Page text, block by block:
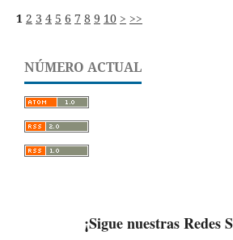
1 2 3 4 5 6 7 8 9 10 > >>
NÚMERO ACTUAL
¡Sigue nuestras Redes